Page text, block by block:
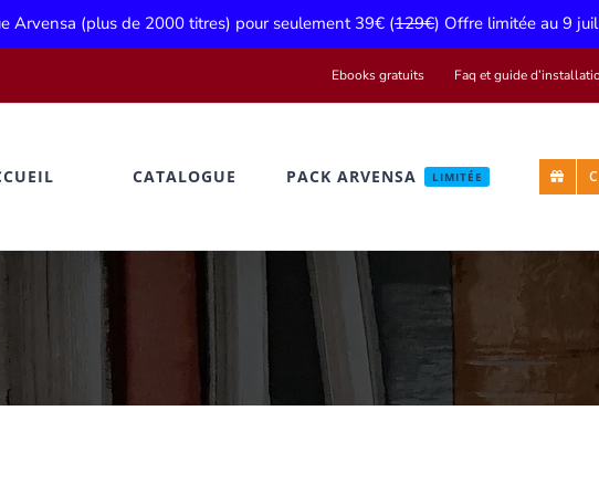
Arvensa (plus de 2000 titres) pour seulement 39€ (129€) Offre limitée au 9
Ebooks gratuits Faq et guide
CATALOGUE PACK ARVENSA LIMITÉE